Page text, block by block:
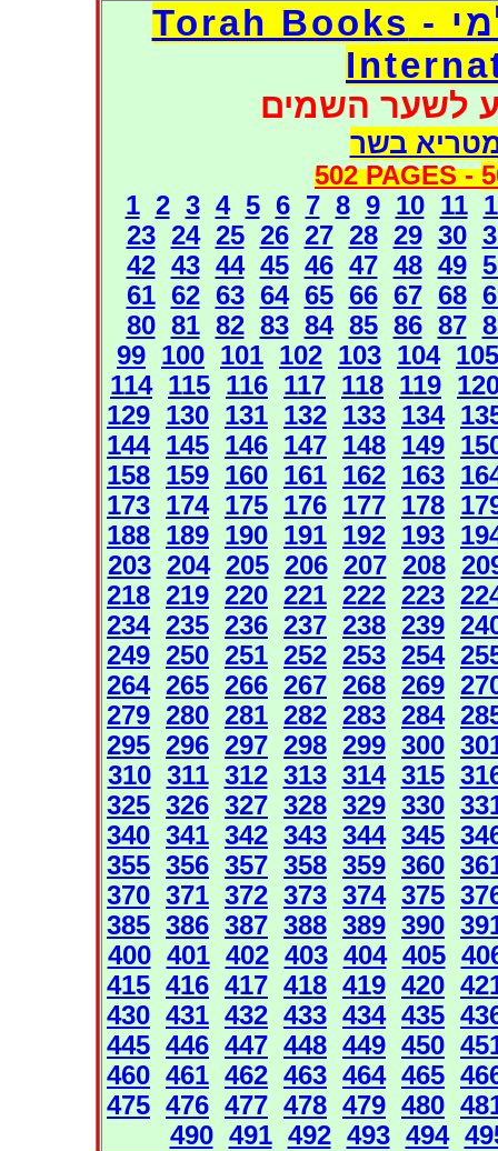
דפי אוצר הספרים העולמי - Torah Books
לשער השמים
בשר
502 PAGES -
1 2 3 4 5 6 7 8 9 10 11
23 24 25 26 27 28 29 30
42 43 44 45 46 47 48 49
61 62 63 64 65 66 67 68
80 81 82 83 84 85 86 87
99 100 101 102 103 104 105
114 115 116 117 118 119
129 130 131 132 133 134
144 145 146 147 148 149
158 159 160 161 162 163
173 174 175 176 177 178
188 189 190 191 192 193
203 204 205 206 207 208
218 219 220 221 222 223
234 235 236 237 238 239
249 250 251 252 253 254
264 265 266 267 268 269
279 280 281 282 283 284
295 296 297 298 299 300
310 311 312 313 314 315
325 326 327 328 329 330
340 341 342 343 344 345
355 356 357 358 359 360
370 371 372 373 374 375
385 386 387 388 389 390
400 401 402 403 404 405
415 416 417 418 419 420
430 431 432 433 434 435
445 446 447 448 449 450
460 461 462 463 464 465
475 476 477 478 479 480
490 491 492 493 494